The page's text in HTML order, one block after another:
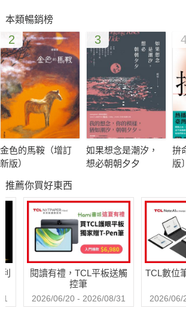
在法國俗文化中頗具地位、而今卻已凋零不復
場的風華。
本類暢銷榜
2
金色的馬鞍（增訂
新版）
3
如果想念是潮汐，
想必朝朝夕夕
拚
版
推薦你買好東西
閱讀有禮，TCL平板送觸
控筆
2026/06/20 - 2026/08/31
TCL數位
2026/06/